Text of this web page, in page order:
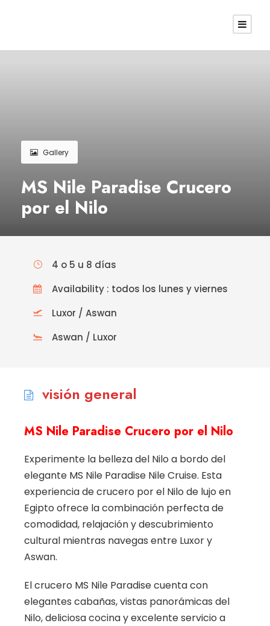
Gallery
MS Nile Paradise Crucero
por el Nilo
4 o 5 u 8 días
Availability : todos los lunes y viernes
Luxor / Aswan
Aswan / Luxor
visión general
MS Nile Paradise Crucero por el Nilo
Experimente la belleza del Nilo a bordo del
elegante MS Nile Paradise Nile Cruise. Esta
experiencia de crucero por el Nilo de lujo en
Egipto ofrece la combinación perfecta de
comodidad, relajación y descubrimiento
cultural mientras navegas entre Luxor y
Aswan.
El crucero MS Nile Paradise cuenta con
elegantes cabañas, vistas panorámicas del
Nilo, deliciosa cocina y excelente servicio a